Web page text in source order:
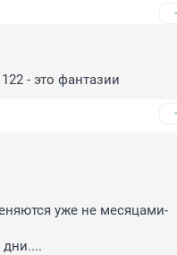
- это фантазии
уже не месяцами-